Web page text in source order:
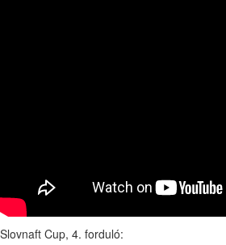
Slovnaft Cup, 4. forduló: